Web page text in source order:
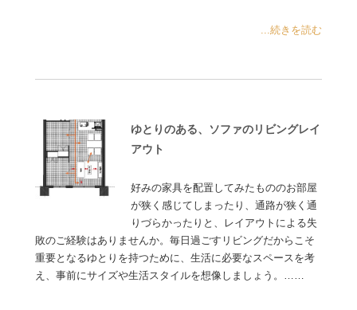
...続きを読む
ゆとりのある、ソファのリビングレイ
アウト
好みの家具を配置してみたもののお部屋
が狭く感じてしまったり、通路が狭く通
りづらかったりと、レイアウトによる失
敗のご経験はありませんか。毎日過ごすリビングだからこそ
重要となるゆとりを持つために、生活に必要なスペースを考
え、事前にサイズや生活スタイルを想像しましょう。……